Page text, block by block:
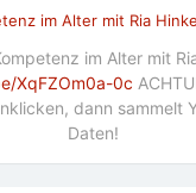
im Alter mit
XqFZOm0a-0c
dann sammelt
Daten!